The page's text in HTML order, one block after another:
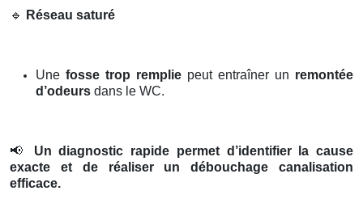
🔹 Réseau saturé
Une fosse trop remplie peut entraîner un remontée
d’odeurs dans le WC.
📢
Un diagnostic rapide permet d’identifier la cause
exacte et de réaliser un débouchage canalisation
efficace.